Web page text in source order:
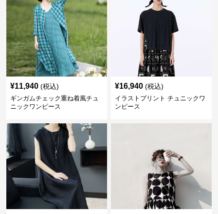
¥11,940 (税込)
ギンガムチェック重ね着風チュ
ニックワンピース
¥16,940 (税込)
イラストプリント チュニックワ
ンピース